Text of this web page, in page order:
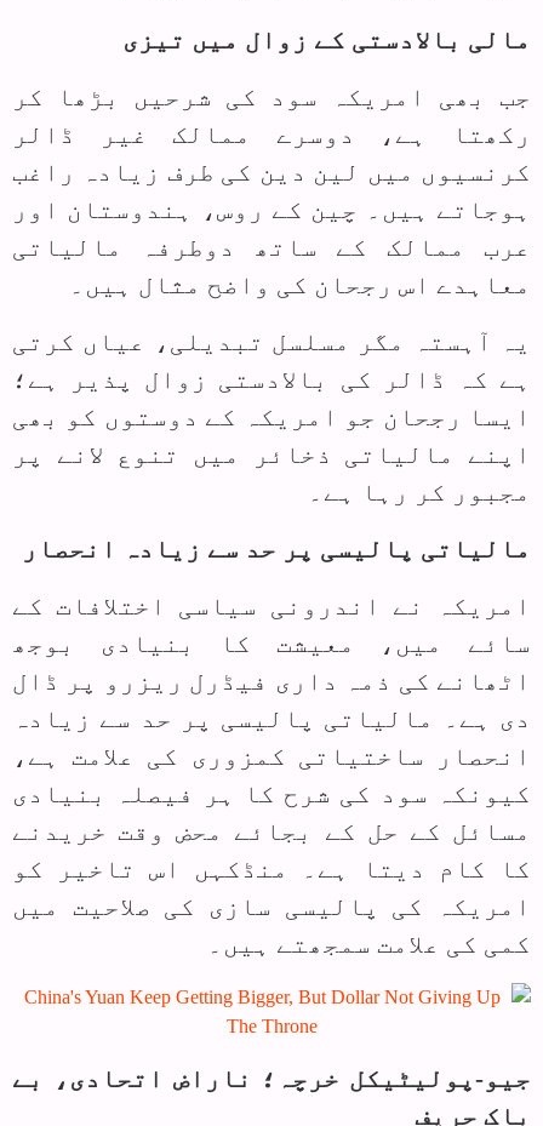
مالی بالادستی کے زوال میں تیزی
جب بھی امریکہ سود کی شرحیں بڑھا کر
رکھتا ہے، دوسرے ممالک غیر ڈالر
کرنسیوں میں لین دین کی طرف زیادہ راغب
ہوجاتے ہیں۔ چین کے روس، ہندوستان اور
عرب ممالک کے ساتھ دوطرفہ مالیاتی
معاہدے اس رجحان کی واضح مثال ہیں۔
یہ آہستہ مگر مسلسل تبدیلی، عیاں کرتی
ہے کہ ڈالر کی بالادستی زوال پذیر ہے؛
ایسا رجحان جو امریکہ کے دوستوں کو بھی
اپنے مالیاتی ذخائر میں تنوع لانے پر
مجبور کر رہا ہے۔
مالیاتی پالیسی پر حد سے زیادہ انحصار
امریکہ نے اندرونی سیاسی اختلافات کے
سائے میں، معیشت کا بنیادی بوجھ
اٹھانے کی ذمہ داری فیڈرل ریزرو پر ڈال
دی ہے۔ مالیاتی پالیسی پر حد سے زیادہ
انحصار ساختیاتی کمزوری کی علامت ہے،
کیونکہ سود کی شرح کا ہر فیصلہ بنیادی
مسائل کے حل کے بجائے محض وقت خریدنے
کا کام دیتا ہے۔ منڈکہں اس تاخیر کو
امریکہ کی پالیسی سازی کی صلاحیت میں
کمی کی علامت سمجھتے ہیں۔
جیو-پولیٹیکل خرچہ؛ ناراض اتحادی، بے
باک حریف